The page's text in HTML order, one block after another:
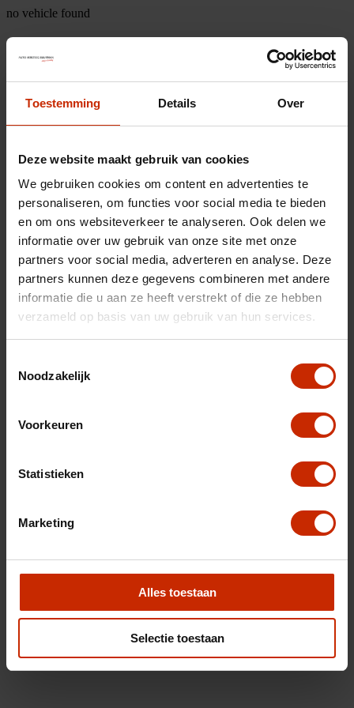
Toestemming Details Over
Deze website maakt gebruik van cookies
We gebruiken cookies om content en advertenties te
personaliseren, om functies voor social media te bieden
en om ons websiteverkeer te analyseren. Ook delen we
informatie over uw gebruik van onze site met onze
partners voor social media, adverteren en analyse. Deze
partners kunnen deze gegevens combineren met andere
informatie die u aan ze heeft verstrekt of die ze hebben
verzameld op basis van uw gebruik van hun services.
Noodzakelijk
Voorkeuren
Statistieken
Marketing
Alles toestaan
Selectie toestaan
no vehicle found